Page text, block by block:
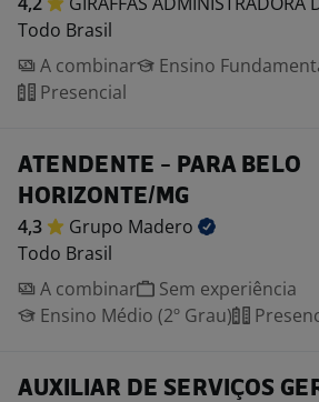
Todo Brasil
A combinar
Ensino
Presencial
ATENDENTE - PARA BELO
HORIZONTE/MG
4,3 Grupo Madero
Todo Brasil
A combinar
Sem experiência
Ensino Médio (2º Grau)
AUXILIAR DE SERVIÇOS